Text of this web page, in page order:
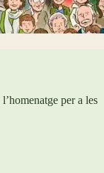
per a les